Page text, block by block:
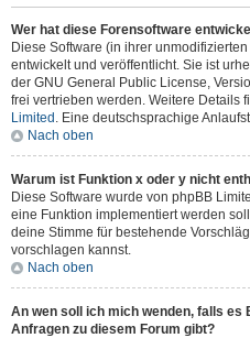
Wer hat diese Forensoftware
Diese Software (in ihrer
entwickelt und veröffentlicht. Sie ist
der GNU General Public License,
frei vertrieben werden. Weitere Details
Limited . Eine deutschsprachige
Nach oben
Warum ist Funktion x oder y nicht
Diese Software wurde von phpBB
eine Funktion implementiert werden
deine Stimme für bestehende
vorschlagen kannst.
Nach oben
An wen soll ich mich wenden, falls
Anfragen zu diesem Forum gibt?